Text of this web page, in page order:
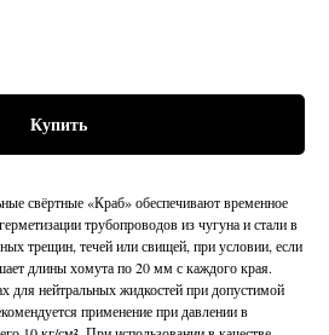
Купить
свёртные «Краб» обеспечивают временное
трубопроводов из чугуна и стали в
трещин, течей или свищей, при условии, если
длины хомута по 20 мм с каждого края.
для нейтральных жидкостей при допустимой
применение при давлении в